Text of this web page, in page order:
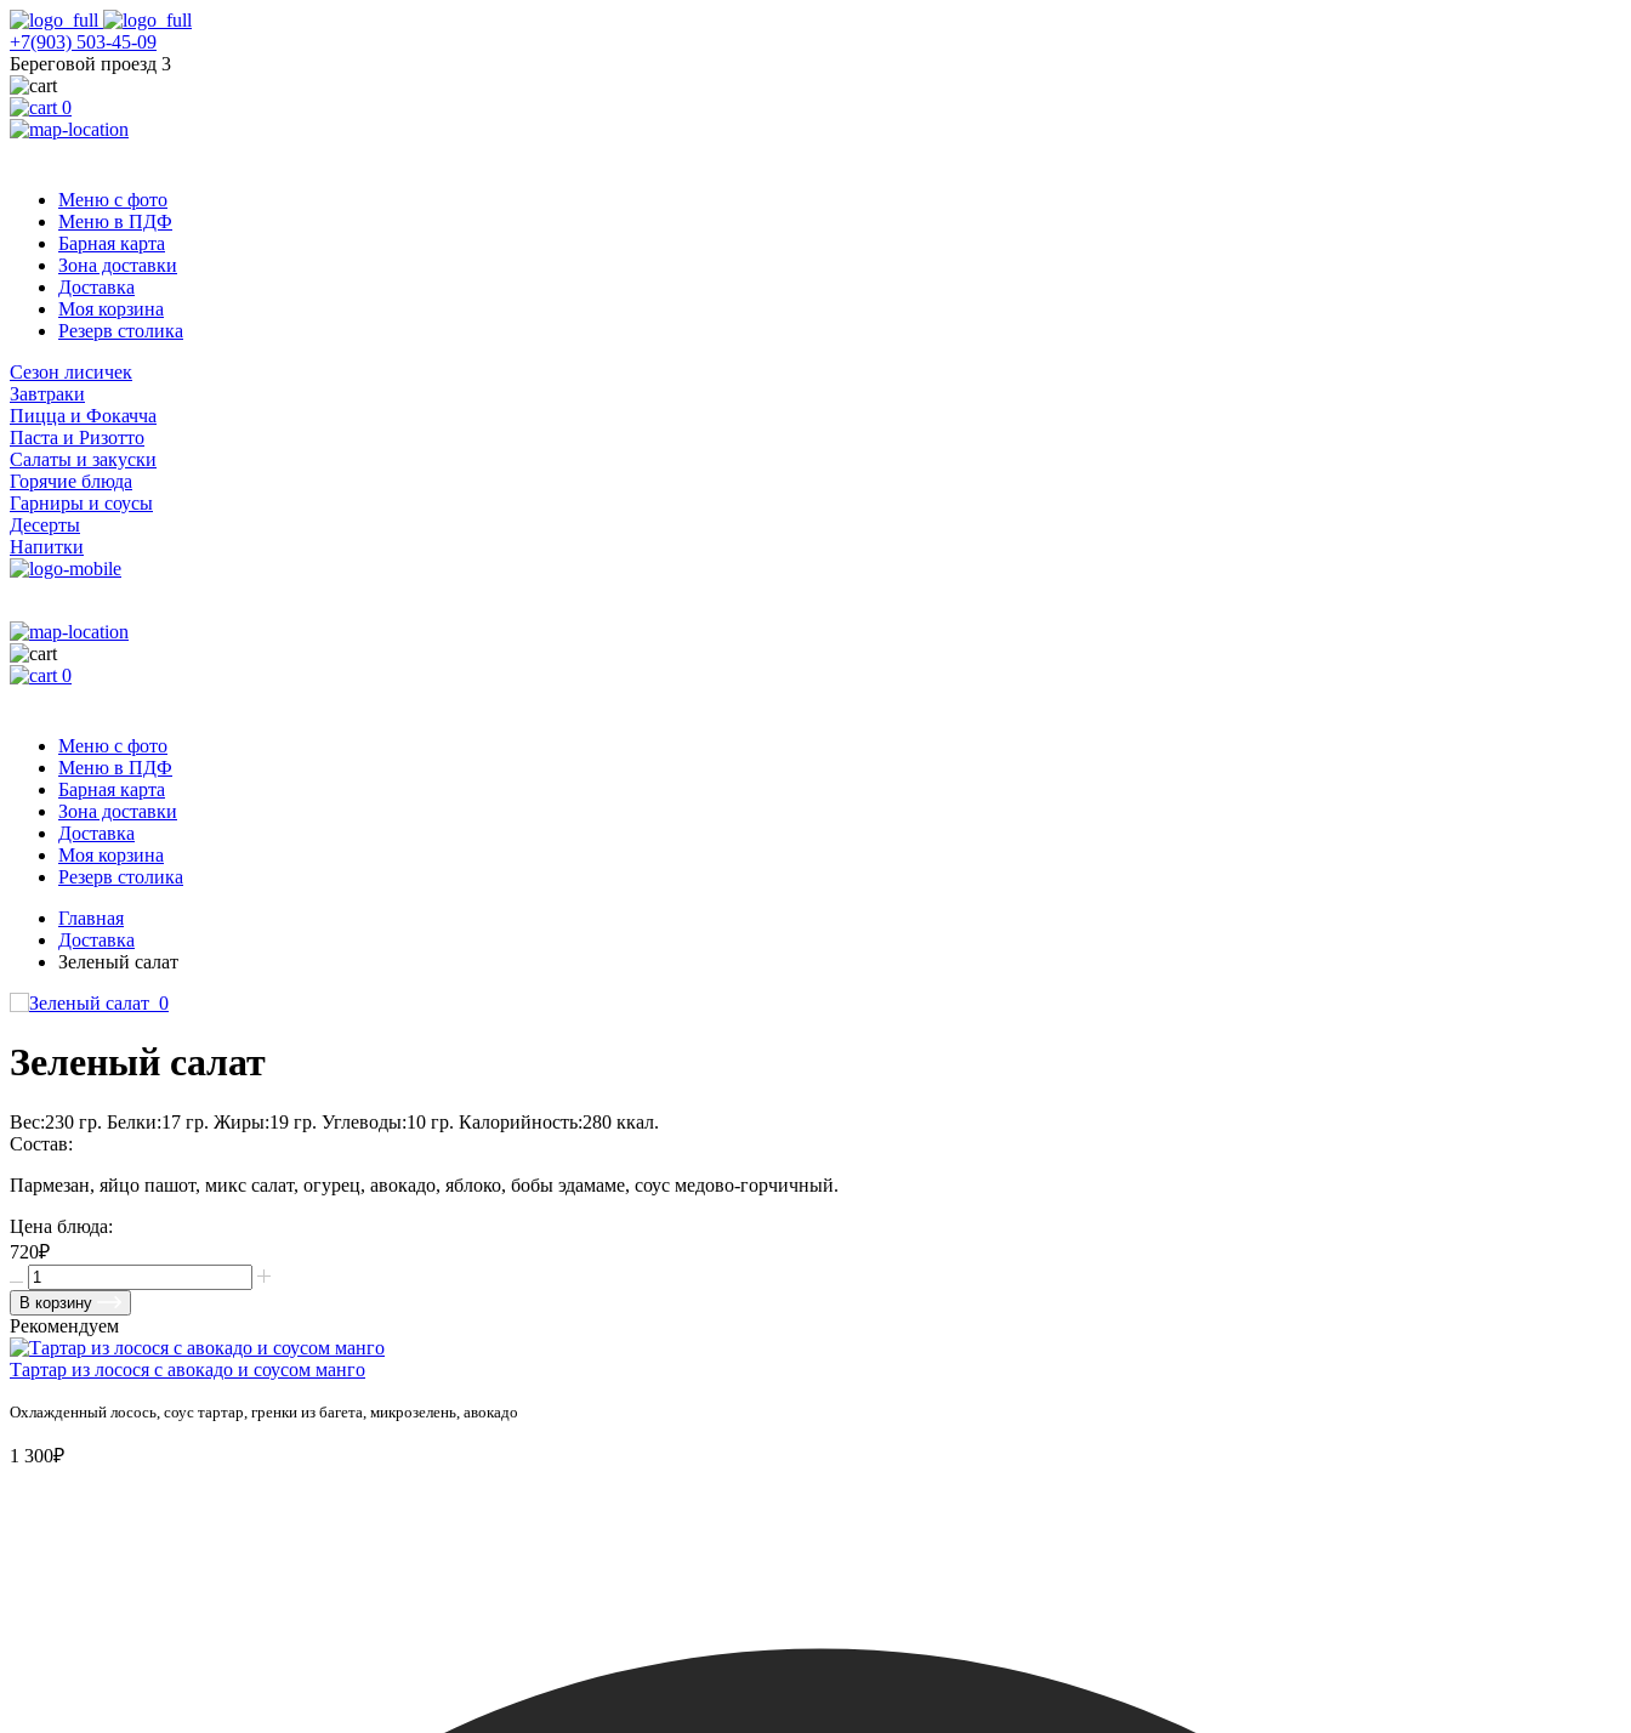
+7(903) 503-45-09
Береговой проезд 3
0
Меню с фото
Меню в ПДФ
Барная карта
Зона доставки
Доставка
Моя корзина
Резерв столика
Сезон лисичек
Завтраки
Пицца и Фокачча
Паста и Ризотто
Салаты и закуски
Горячие блюда
Гарниры и соусы
Десерты
Напитки
0
Меню с фото
Меню в ПДФ
Барная карта
Зона доставки
Доставка
Моя корзина
Резерв столика
Главная
Доставка
Зеленый салат
Зеленый салат
Вес:230 гр. Белки:17 гр. Жиры:19 гр. Углеводы:10 гр. Калорийность:280 ккал.
Состав:
Пармезан, яйцо пашот, микс салат, огурец, авокадо, яблоко, бобы эдамаме, соус медово-горчичный.
Цена блюда:
720₽
В корзину
Рекомендуем
Тартар из лосося с авокадо и соусом манго
Охлажденный лосось, соус тартар, гренки из багета, микрозелень, авокадо
1 300₽